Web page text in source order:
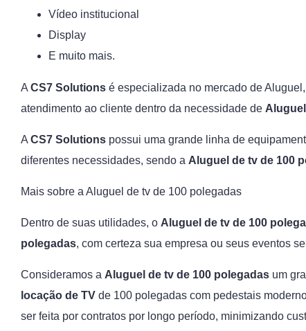
Vídeo institucional
Display
E muito mais.
A CS7 Solutions é especializada no mercado de
atendimento ao cliente dentro da necessidade de
A CS7 Solutions possui uma grande linha de
diferentes necessidades, sendo a Aluguel de tv de 100
Mais sobre a Aluguel de tv de 100 polegadas
Dentro de suas utilidades, o Aluguel de tv de 100
polegadas, com certeza sua empresa ou seus eventos
Consideramos a Aluguel de tv de 100 polegadas um
locação de TV de 100 polegadas com pedestais
ser feita por contratos por longo período, minimizando